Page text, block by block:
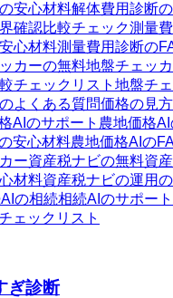
安心材料解体費用診断
確認比較チェック測量
心材料測量費用診断の
カーの無料地盤チェッ
チェックリスト 地盤チ
よくある質問価格の見方
AIのサポート 農地価格
安心材料農地価格AIの
ー資産税ナビの無料資
材料資産税ナビの運用
の相続相続AIのサポート
ェックリスト
ぎ診断